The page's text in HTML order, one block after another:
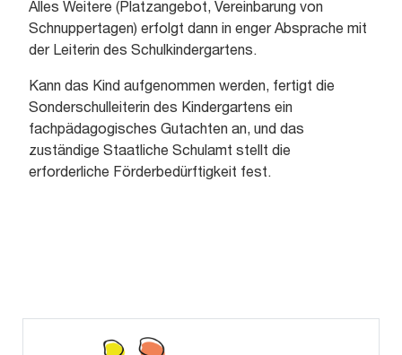
Alles Weitere (Platzangebot, Vereinbarung von
Schnuppertagen) erfolgt dann in enger Absprache mit
der Leiterin des Schulkindergartens.
Kann das Kind aufgenommen werden, fertigt die
Sonderschulleiterin des Kindergartens ein
fachpädagogisches Gutachten an, und das
zuständige Staatliche Schulamt stellt die
erforderliche Förderbedürftigkeit fest.